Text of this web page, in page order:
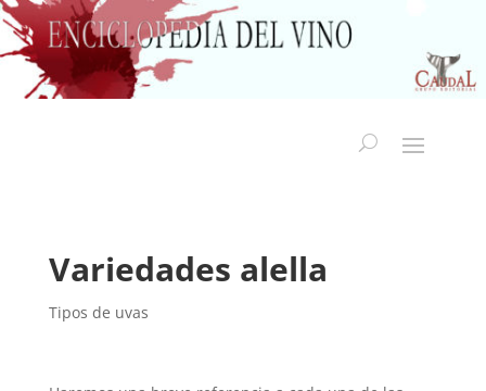
Variedades alella
Tipos de uvas